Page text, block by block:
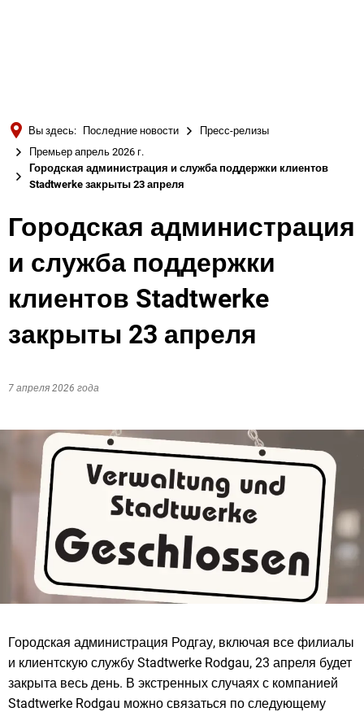
Български
Deutsch MENÜ
Вы здесь: Последние новости
Пресс-релизы
Премьер апрель 2026 г.
Городская администрация и служба поддержки клиентов
Stadtwerke закрыты 23 апреля
Городская администрация
и служба поддержки
клиентов Stadtwerke
закрыты 23 апреля
7 апреля 2026 года
Городская администрация Родгау, включая все филиалы
и клиентскую службу Stadtwerke Rodgau, 23 апреля будет
закрыта весь день. В экстренных случаях с компанией
Stadtwerke Rodgau можно связаться по следующему